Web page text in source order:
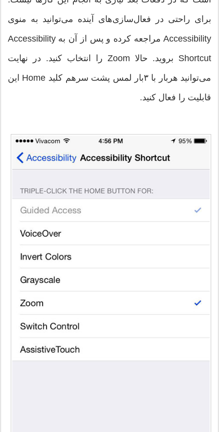
برای راحتی در فعال‌سازی‌های آینده می‌توانید به منوی
Accessibility مراجعه کرده و پس از آن به Accessibility
Shortcut بروید. حالا Zoom را انتخاب کنید. در نهایت
می‌توانید هربار با ۳بار لمس پشت سرهم کلید Home این
قابلیت را فعال کنید.